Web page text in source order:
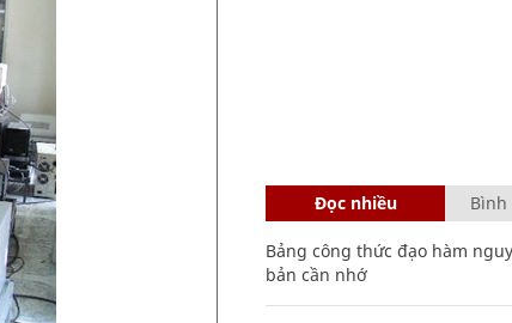
Đọc nhiều
Bảng công thức đạo hàm
bản cần nhớ